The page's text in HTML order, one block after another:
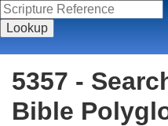
5357 -
Bible